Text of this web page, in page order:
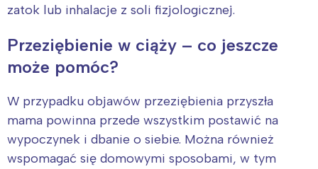
zatok lub inhalacje z soli fizjologicznej.
Przeziębienie w ciąży – co jeszcze
może pomóc?
W przypadku objawów przeziębienia przyszła
mama powinna przede wszystkim postawić na
wypoczynek i dbanie o siebie. Można również
wspomagać się domowymi sposobami, w tym